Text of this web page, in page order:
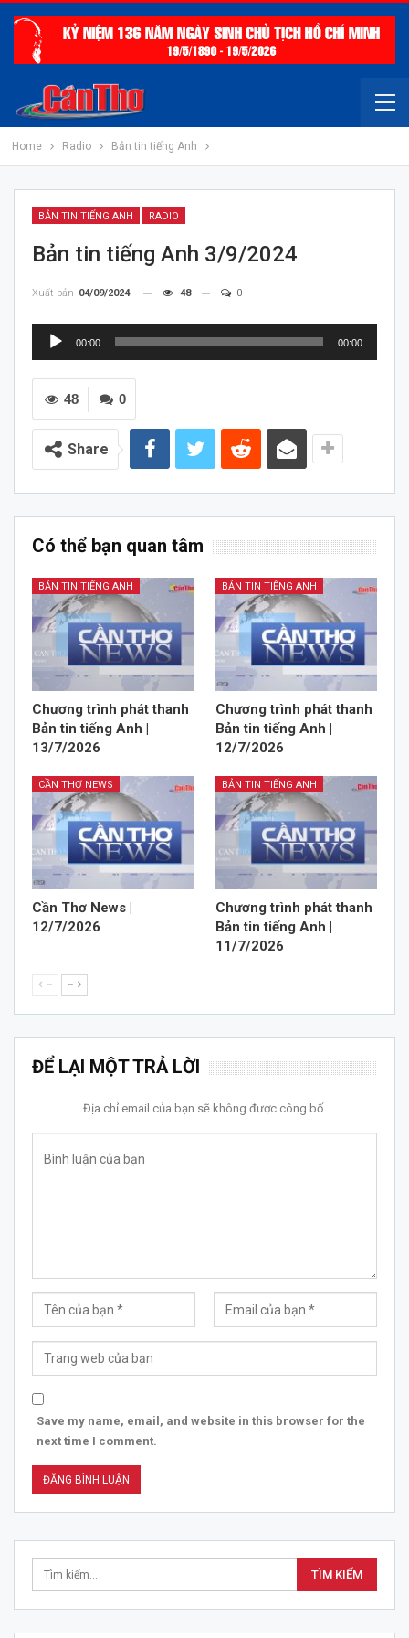
Home Radio Bản tin tiếng Anh
BẢN TIN TIẾNG ANH RADIO
Bản tin tiếng Anh 3/9/2024
Xuất bản 04/09/2024 48 0
Trình
Audio
00:00 00:00
0
48
Share
Có thể bạn quan tâm
BẢN TIN TIẾNG ANH
Chương trình phát thanh
Bản tin tiếng Anh |
13/7/2026
BẢN TIN TIẾNG ANH
Chương trình phát thanh
Bản tin tiếng Anh |
12/7/2026
CẦN THƠ NEWS
Cần Thơ News |
12/7/2026
BẢN TIN TIẾNG ANH
Chương trình phát thanh
Bản tin tiếng Anh |
11/7/2026
-- --
ĐỂ LẠI MỘT TRẢ LỜI
Địa chỉ email của bạn sẽ không được công bố.
Save my name, email, and website in this browser for the
next time I comment.